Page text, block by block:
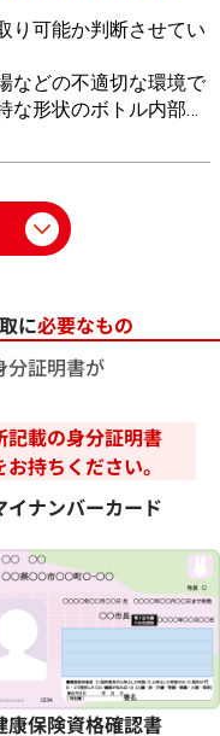
り可能か判断させてい
などの不適切な環境で
な形状のボトル内部で
がり）」を起こした持
ースがあるため、現在
ます。
に必要なもの
分証明書が
記載の身分証明書
持ちください。
イナンバーカード
康保険資格確認書